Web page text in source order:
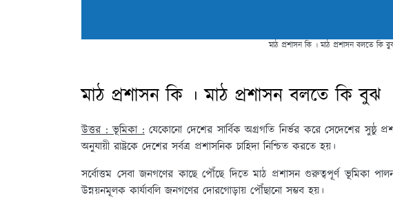
মাঠ প্রশাসন কি । মাঠ প্রশাসন বলতে কি
মাঠ প্রশাসন কি । মাঠ প্রশাসন বলতে কি বুঝ
উত্তর : ভূমিকা :যেকোনো দেশের সার্বিক অগ্রগতি নির্ভর করে সেদেশের সুষ্ঠু
অনুযায়ী রাষ্ট্রকে দেশের সর্বত্র প্রশাসনিক চাহিদা নিশ্চিত করতে হয়।
সর্বোত্তম সেবা জনগণের কাছে পৌঁছে দিতে মাঠ প্রশাসন গুরুত্বপূর্ণ ভূমিকা
উন্নয়নমূলক কার্যাবলি জনগণের দোরগোড়ায় পৌঁছানো সম্ভব হয়।